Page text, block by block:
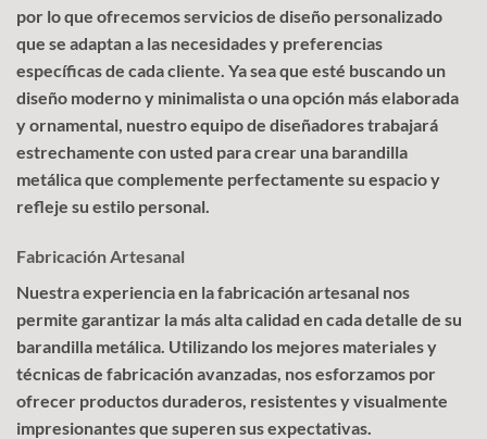
por lo que ofrecemos servicios de diseño personalizado
que se adaptan a las necesidades y preferencias
específicas de cada cliente. Ya sea que esté buscando un
diseño moderno y minimalista o una opción más elaborada
y ornamental, nuestro equipo de diseñadores trabajará
estrechamente con usted para crear una barandilla
metálica que complemente perfectamente su espacio y
refleje su estilo personal.
Fabricación Artesanal
Nuestra experiencia en la fabricación artesanal nos
permite garantizar la más alta calidad en cada detalle de su
barandilla metálica. Utilizando los mejores materiales y
técnicas de fabricación avanzadas, nos esforzamos por
ofrecer productos duraderos, resistentes y visualmente
impresionantes que superen sus expectativas.